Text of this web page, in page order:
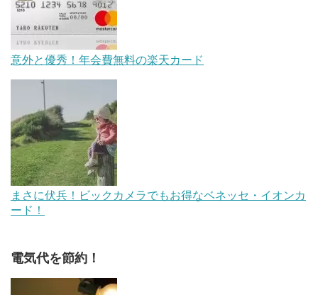
意外と優秀！年会費無料の楽天カード
まさに伏兵！ビックカメラでもお得なベネッセ・イオンカ
ード！
電気代を節約！